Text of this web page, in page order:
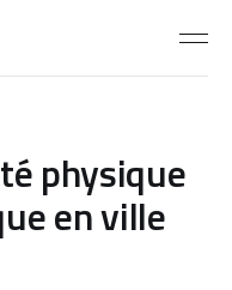
physique
en ville